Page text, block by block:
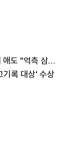
유튜버 야생마·고기남자, 故 배인규 비보에 애도 "억측 삼가해달라"
기록 대상' 수상